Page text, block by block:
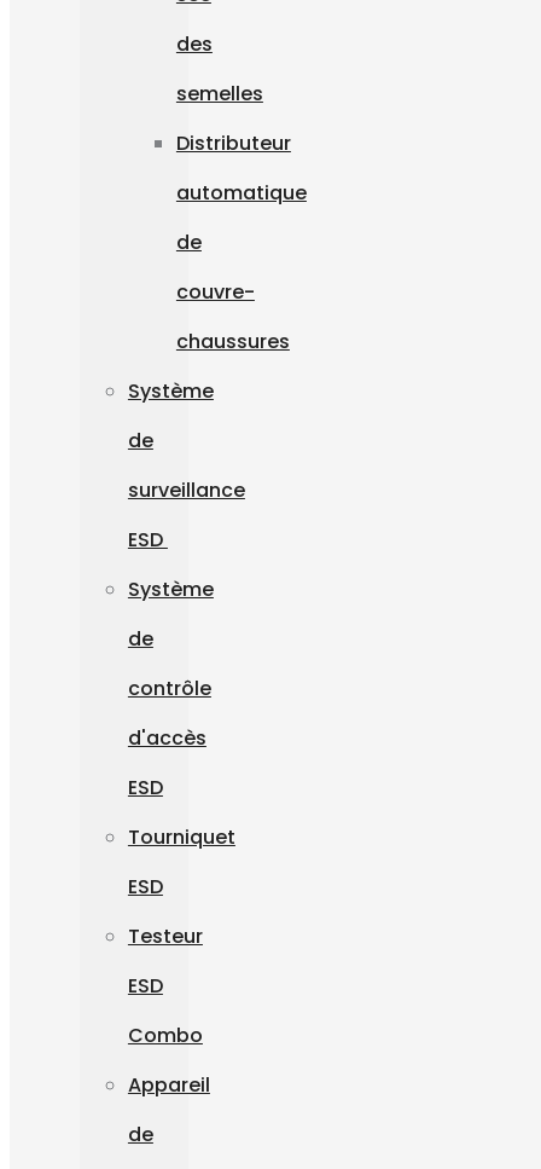
des
semelles
Distributeur
automatique
de
couvre-
chaussures
Système
de
surveillance
ESD
Système
de
contrôle
d'accès
ESD
Tourniquet
ESD
Testeur
ESD
Combo
Appareil
de